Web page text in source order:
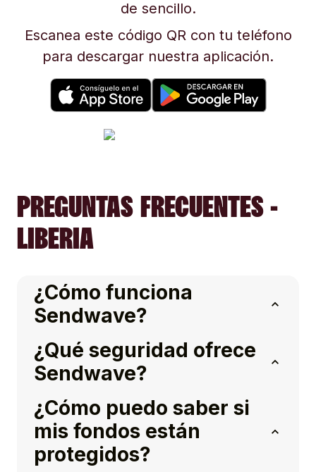
de sencillo.
Escanea este código QR con tu teléfono
para descargar nuestra aplicación.
PREGUNTAS FRECUENTES -
LIBERIA
¿Cómo funciona
Sendwave?
¿Qué seguridad ofrece
Sendwave?
¿Cómo puedo saber si
mis fondos están
protegidos?